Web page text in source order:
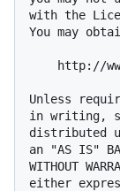
with the
You may
Unless
in writing,
distributed
an "AS IS"
WITHOUT
either